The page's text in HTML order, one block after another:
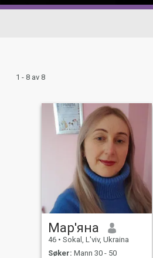
1 - 8 av 8
Мар'яна
46 • Sokal, L'viv, Ukraina
Søker: Mann 30 - 50